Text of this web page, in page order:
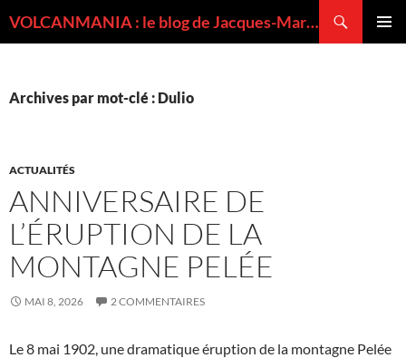
VOLCANMANIA : le blog de Jacques-Marie BARDINTZEFF, volcanologue
Archives par mot-clé : Dulio
ACTUALITÉS
ANNIVERSAIRE DE
L’ÉRUPTION DE LA
MONTAGNE PELÉE
MAI 8, 2026 2 COMMENTAIRES
Le 8 mai 1902, une dramatique éruption de la montagne Pelée